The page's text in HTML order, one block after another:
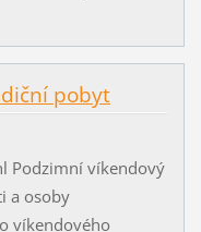
pobyt
Podzimní víkendový
a osoby
víkendového